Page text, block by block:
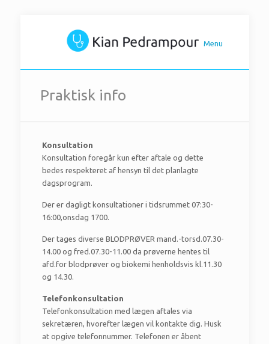
Menu
Praktisk info
Konsultation
Konsultation foregår kun efter aftale og dette
bedes respekteret af hensyn til det planlagte
dagsprogram.
Der er dagligt konsultationer i tidsrummet 07:30-
16:00,onsdag 1700.
Der tages diverse BLODPRØVER mand.-torsd.07.30-
14.00 og fred.07.30-11.00 da prøverne hentes til
afd.for blodprøver og biokemi henholdsvis kl.11.30
og 14.30.
Telefonkonsultation
Telefonkonsultation med lægen aftales via
sekretæren, hvorefter lægen vil kontakte dig. Husk
at opgive telefonnummer. Telefonen er åbent